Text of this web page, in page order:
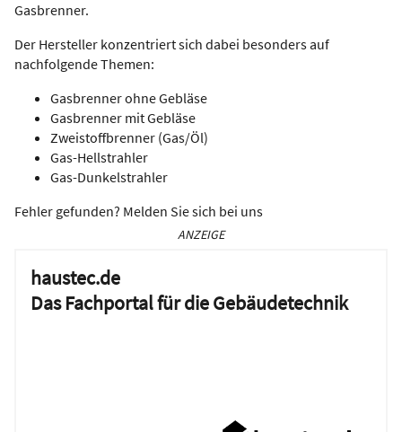
Gasbrenner.
Der Hersteller konzentriert sich dabei besonders auf
nachfolgende Themen:
Gasbrenner ohne Gebläse
Gasbrenner mit Gebläse
Zweistoffbrenner (Gas/Öl)
Gas-Hellstrahler
Gas-Dunkelstrahler
Fehler gefunden? Melden Sie sich bei uns
ANZEIGE
haustec.de
Das Fachportal für die Gebäudetechnik